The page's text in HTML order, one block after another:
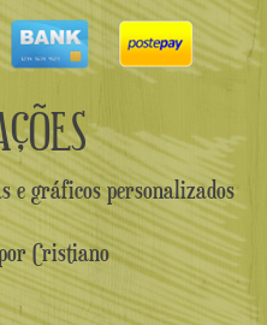
e gráficos personalizados
Cristiano